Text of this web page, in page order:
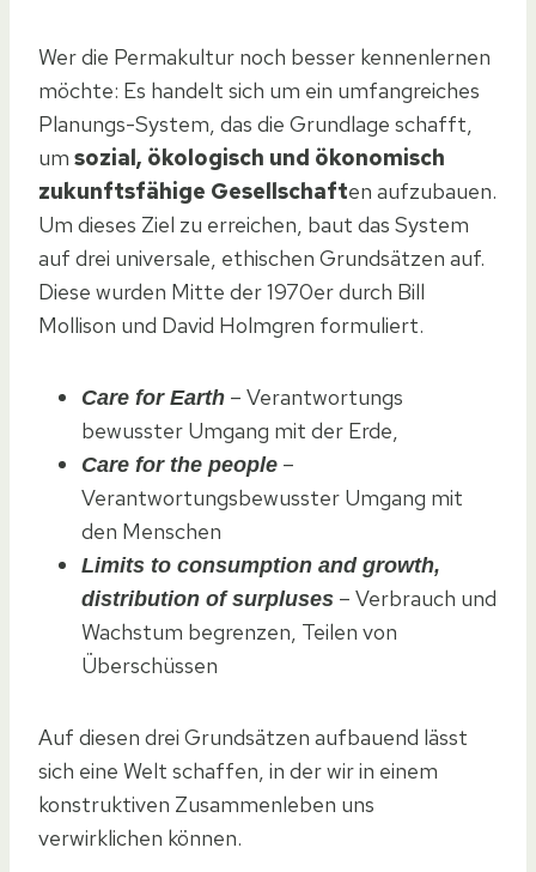
Wer die Permakultur noch besser kennenlernen
möchte: Es handelt sich um ein umfangreiches
Planungs-System, das die Grundlage schafft,
um sozial, ökologisch und ökonomisch
zukunftsfähige Gesellschaften aufzubauen.
Um dieses Ziel zu erreichen, baut das System
auf drei universale, ethischen Grundsätzen auf.
Diese wurden Mitte der 1970er durch Bill
Mollison und David Holmgren formuliert.
Care for Earth – Verantwortungs
bewusster Umgang mit der Erde,
Care for the people –
Verantwortungsbewusster Umgang mit
den Menschen
Limits to consumption and growth,
distribution of surpluses – Verbrauch und
Wachstum begrenzen, Teilen von
Überschüssen
Auf diesen drei Grundsätzen aufbauend lässt
sich eine Welt schaffen, in der wir in einem
konstruktiven Zusammenleben uns
verwirklichen können.